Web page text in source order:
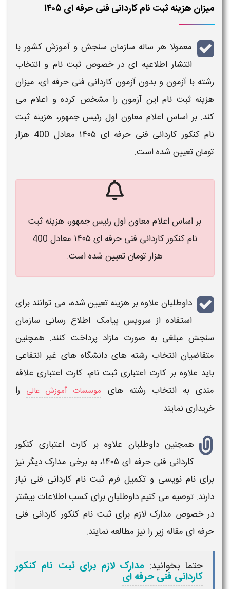
میزان هزینه ثبت نام کاردانی فنی حرفه ای ۱۴۰۵
معمولا هر ساله سازمان سنجش و آموزش کشور با
انتشار اطلاعیه ای در خصوص ثبت نام و انتخاب
رشته با آزمون و بدون آزمون کاردانی فنی حرفه ای، میزان
هزینه ثبت ناماین آزمون را مشخص کرده و اعلام می
کند.بر اساس اعلام معاون اول رئیس‌ جمهور، هزینه ثبت‌
نام کنکور کاردانی فنی حرفه ای ۱۴۰۵ معادل 400 هزار
تومان تعیین شده است.
بر اساس اعلام معاون اول رئیس‌ جمهور، هزینه ثبت‌
نام کنکور کاردانی فنی حرفه ای ۱۴۰۵ معادل 400
هزار تومان تعیین شده است.
داوطلبان علاوه بر هزینه تعیین شده، می توانند برای
استفاده از سرویس پیامک اطلاع رسانی سازمان
سنجش مبلغی به صورت مازاد پرداخت کنند. همچنین
متقاضیان انتخاب رشته های دانشگاه های غیر انتفاعی
باید علاوه بر کارت اعتباری ثبت نام، کارت اعتباری علاقه
مندی به انتخاب رشته های موسسات آموزش عالی را
خریدارینمایند.
همچنین داوطلبان علاوه بر کارت اعتباری کنکور
کاردانی فنی حرفه ای ۱۴۰۵
، به برخی مدارک دیگر نیز
برای نام نویسی و تکمیل فرم ثبت نام کاردانی فنی نیاز
دارند. توصیه می کنیم داوطلبان برای کسب اطلاعات بیشتر
در خصوص مدارک لازم برای ثبت نام کنکور کاردانی فنی
حرفه ای مقاله زیر را نیز مطالعه نمایند.
حتما بخوانید: مدارک لازم برای ثبت نام کنکور
کاردانی فنی حرفه ای